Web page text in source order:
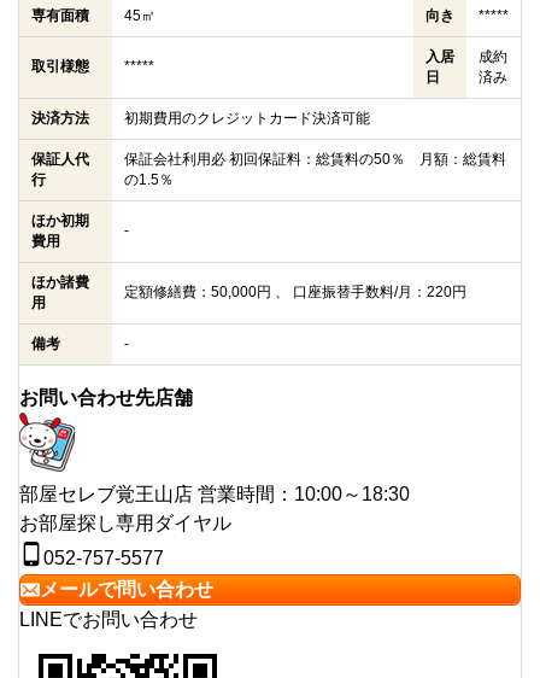
専有面積 45㎡ 向き *****
取引様態 *****
入居
日
成約
済み
決済方法 初期費用のクレジットカード決済可能
保証人代
行
保証会社利用必 初回保証料：総賃料の50％ 月額：総賃料
の1.5％
ほか初期
費用
-
ほか諸費
用
定額修繕費：50,000円 、 口座振替手数料/月：220円
備考 -
お問い合わせ先店舗
部屋セレブ覚王山店 営業時間：10:00～18:30
お部屋探し専用ダイヤル
052-757-5577
メールで問い合わせ
LINEでお問い合わせ